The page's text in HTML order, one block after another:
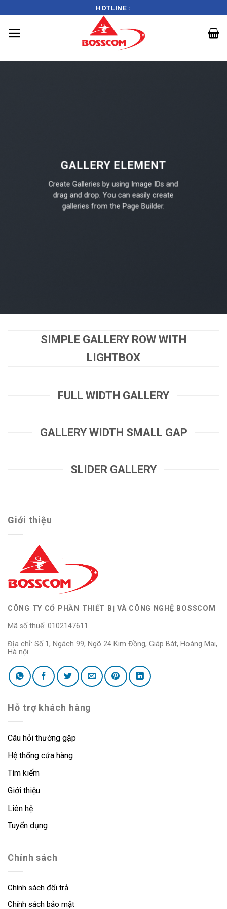
HOTLINE :
GALLERY ELEMENT
Create Galleries by using Image IDs and
drag and drop. You can easily create
galleries from the Page Builder.
SIMPLE GALLERY ROW WITH
LIGHTBOX
FULL WIDTH GALLERY
GALLERY WIDTH SMALL GAP
SLIDER GALLERY
Giới thiệu
CÔNG TY CỔ PHẦN THIẾT BỊ VÀ CÔNG NGHỆ BOSSCOM
Mã số thuế: 0102147611
Địa chỉ: Số 1, Ngách 99, Ngõ 24 Kim Đồng, Giáp Bát, Hoàng Mai,
Hà nội
Hỗ trợ khách hàng
Câu hỏi thường gặp
Hệ thống cửa hàng
Tìm kiếm
Giới thiệu
Liên hệ
Tuyển dụng
Chính sách
Chính sách đổi trả
Chính sách bảo mật